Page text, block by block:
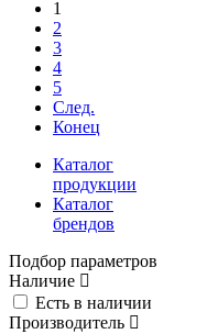
1
2
3
4
5
След.
Конец
Каталог
продукции
Каталог
брендов
Подбор параметров
Наличие
Есть в наличии
Производитель